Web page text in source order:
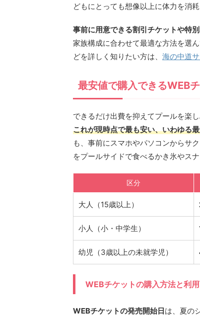
どもにとっても想像以上に体力を消耗
事前に用意できる割引チケットや特
家族構成に合わせて最適な方法を選
どを詳しく知りたい方は、 海の中道
最安値で購入できるWEB
できるだけ出費を抑えてプールを楽
これが現時点で最も安い、いわゆる
も、事前にスマホやパソコンからサ
をプールサイドで食べるかき氷やス
区分
大人（15歳以上）
小人（小・中学生）
幼児（3歳以上の未就学児）
WEBチケットの購入方法と利
WEBチケットの発売開始日 は、夏の